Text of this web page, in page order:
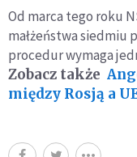
Od marca tego roku
małżeństwa siedmiu
procedur wymaga
Zobacz także
między Rosją a